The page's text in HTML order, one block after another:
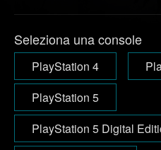
Seleziona una console
PlayStation 4
PlayStation 5
PlayStation 5 Digital